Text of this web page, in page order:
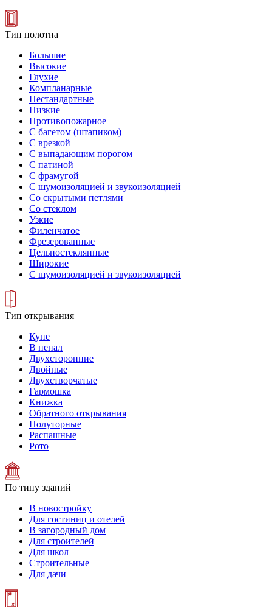
Тип полотна
Большие
Высокие
Глухие
Компланарные
Нестандартные
Низкие
Противопожарное
С багетом (штапиком)
С врезкой
С выпадающим порогом
С патиной
С фрамугой
С шумоизоляцией и звукоизоляцией
Со скрытыми петлями
Со стеклом
Узкие
Филенчатое
Фрезерованные
Цельностеклянные
Широкие
С шумоизоляцией и звукоизоляцией
Тип открывания
Купе
В пенал
Двухсторонние
Двойные
Двухстворчатые
Гармошка
Книжка
Обратного открывания
Полуторные
Распашные
Рото
По типу зданий
В новостройку
Для гостиниц и отелей
В загородный дом
Для строителей
Для школ
Строительные
Для дачи